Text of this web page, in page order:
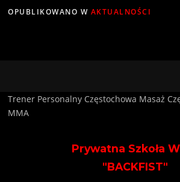
OPUBLIKOWANO W AKTUALNOŚCI
Trener Personalny Częstochowa Masaż
MMA
Prywatna Szkoła
"BACKFIST"